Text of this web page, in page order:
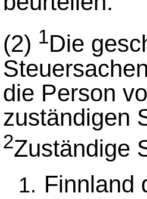
(2) 1Die
die Person
zuständigen
2Zuständige
Finnland